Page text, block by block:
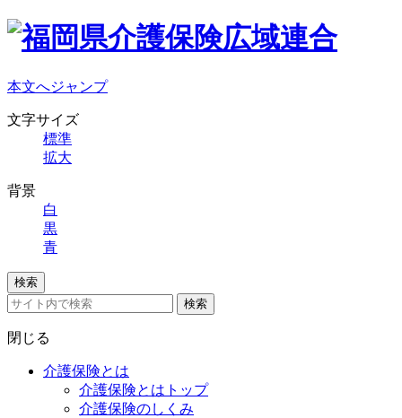
本文へジャンプ
文字サイズ
標準
拡大
背景
白
黒
青
検索
検索
閉じる
介護保険とは
介護保険とはトップ
介護保険のしくみ